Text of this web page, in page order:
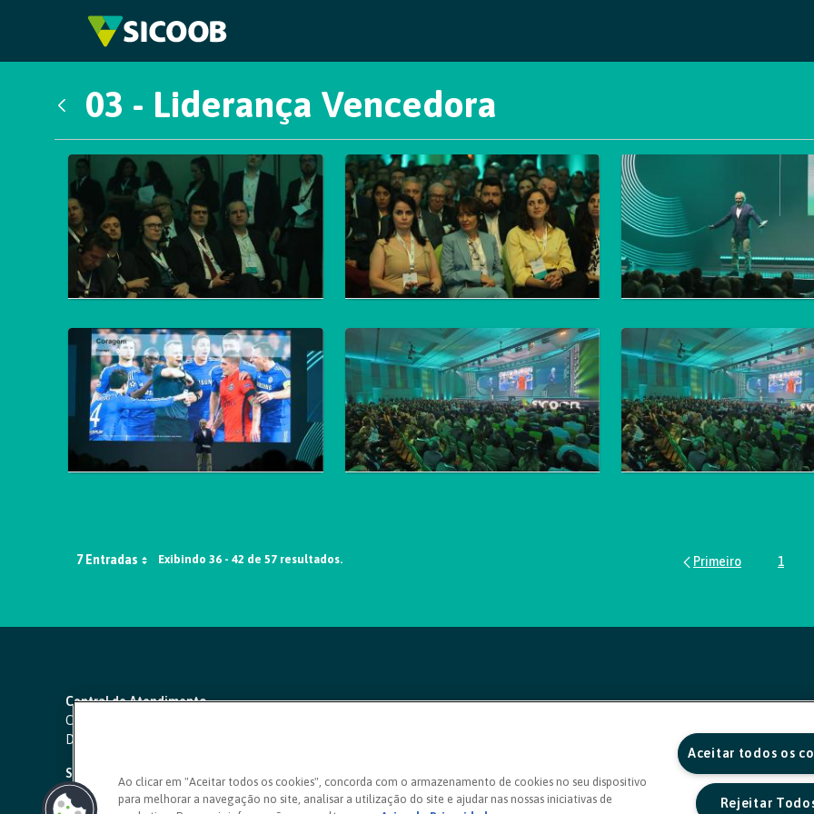
Pular para o Conteúdo principal
03 - Liderança Vencedora
Galeria de Mídias
7 Entradas Exibindo 36 - 42 de 57 resultados.
Página
1
Central de Atendimento
Capitais e regiões metropolitanas:
Demais localidades:
SAC 24 horas
Ouvidoria
Ao clicar em "Aceitar todos os cookies", concorda com o armazenamento de cookies no seu dispositivo
para melhorar a navegação no site, analisar a utilização do site e ajudar nas nossas iniciativas de
Aceitar todos os
Rejeitar